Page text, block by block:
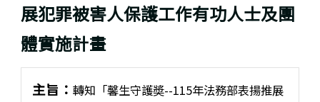
展犯罪被害人保護工作有功人士及團
體實施計畫
主旨： 轉知「馨生守護奬--115年法務部表揚推展